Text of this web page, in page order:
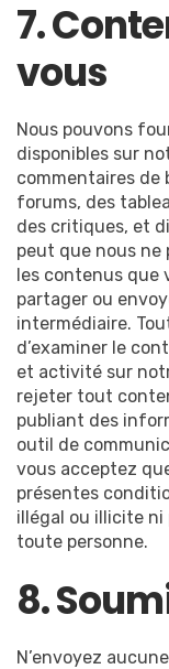
7.
vous
Nous pouvons
disponibles sur
commentaires de
forums, des
des critiques, et
peut que nous ne
les contenus que
partager ou
intermédiaire.
d’examiner le
et activité sur
rejeter tout
publiant des
outil de
vous acceptez
présentes
illégal ou illicite
toute personne.
8.
N’envoyez